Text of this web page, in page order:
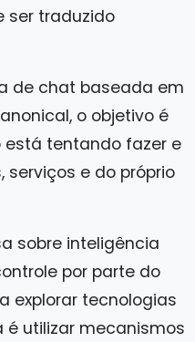
ser traduzido
de chat baseada em
o objetivo é
está tentando fazer e
e do próprio
sobre inteligência
por parte do
explorar tecnologias
é utilizar mecanismos